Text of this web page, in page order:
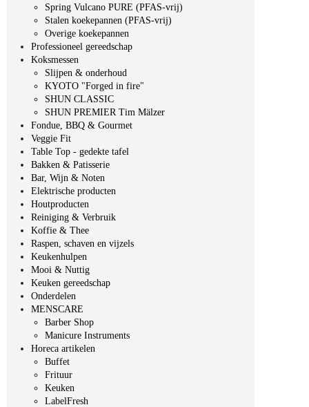
Spring Vulcano PURE (PFAS-vrij)
Stalen koekepannen (PFAS-vrij)
Overige koekepannen
Professioneel gereedschap
Koksmessen
Slijpen & onderhoud
KYOTO "Forged in fire"
SHUN CLASSIC
SHUN PREMIER Tim Mälzer
Fondue, BBQ & Gourmet
Veggie Fit
Table Top - gedekte tafel
Bakken & Patisserie
Bar, Wijn & Noten
Elektrische producten
Houtproducten
Reiniging & Verbruik
Koffie & Thee
Raspen, schaven en vijzels
Keukenhulpen
Mooi & Nuttig
Keuken gereedschap
Onderdelen
MENSCARE
Barber Shop
Manicure Instruments
Horeca artikelen
Buffet
Frituur
Keuken
LabelFresh